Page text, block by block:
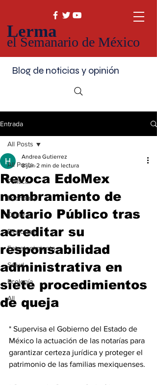
Lerma
el Semanario de México
Blog de noticias y opinión
Entrada
All Posts
Política
Economía
Cultura
Deportes
Entretenimiento
Salud
Ecología
All
All Posts
Revoca EdoMex
nombramiento de
Notario Público tras
acreditar su
responsabilidad
administrativa en
siete procedimientos
de queja
Andrea Gutierrez
8 jun 2 min de lectura
* Supervisa el Gobierno del Estado de
México la actuación de las notarías para
garantizar certeza jurídica y proteger el
patrimonio de las familias mexiquenses.